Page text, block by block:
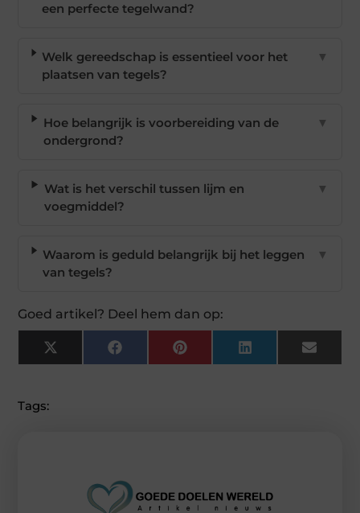
een perfecte tegelwand?
Welk gereedschap is essentieel voor het
plaatsen van tegels?
▼
Hoe belangrijk is voorbereiding van de
ondergrond?
▼
Wat is het verschil tussen lijm en
voegmiddel?
▼
Waarom is geduld belangrijk bij het leggen
van tegels?
▼
Goed artikel? Deel hem dan op:
X
(Twitter)
FacebookPinterest LinkedIn Email
Tags: